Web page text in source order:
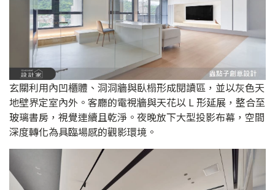
玄關利用內凹櫃體、洞洞牆與臥榻形成閱讀區，並以灰色天
地壁界定室內外。客廳的電視牆與天花以 L 形延展，整合至
玻璃書房，視覺連續且乾淨。夜晚放下大型投影布幕，空間
深度轉化為具臨場感的觀影環境。